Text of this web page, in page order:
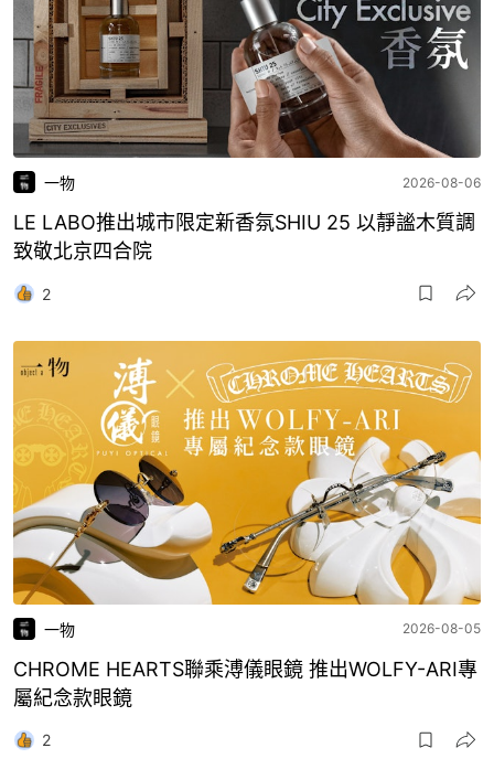
一物 2026-08-06
LE LABO推出城市限定新香氛SHIU 25 以靜謐木質調
致敬北京四合院
2
一物 2026-08-05
CHROME HEARTS聯乘溥儀眼鏡 推出WOLFY-ARI專
屬紀念款眼鏡
2